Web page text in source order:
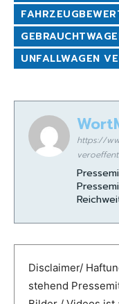
UNFALLWAGEN
https://
Disclaimer/
stehend